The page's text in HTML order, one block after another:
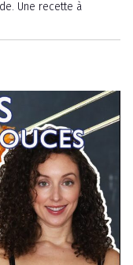
Une recette à